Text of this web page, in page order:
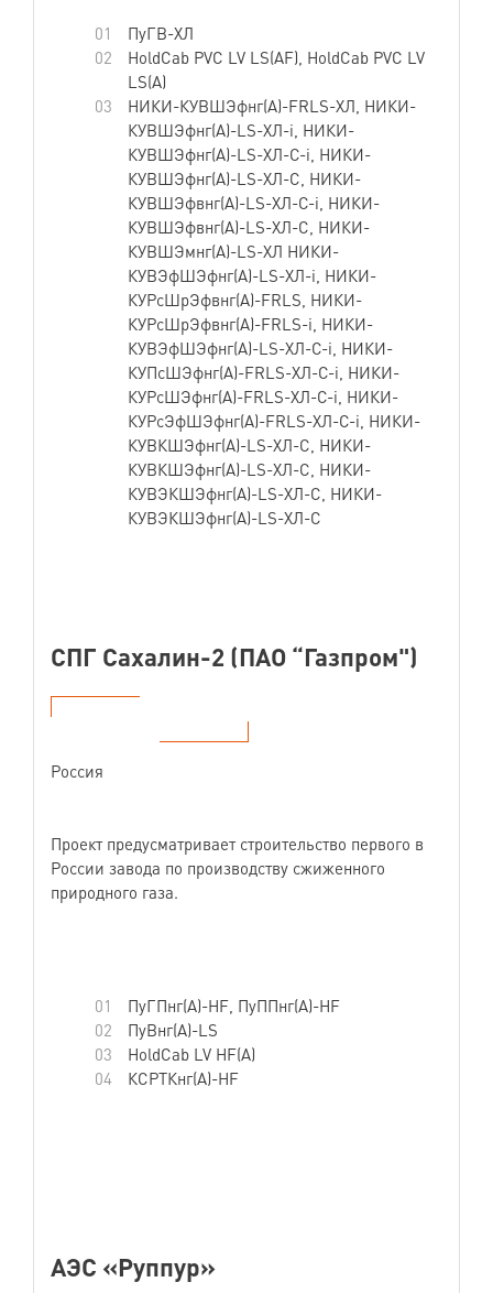
ПуГВ-ХЛ
HoldCab PVC LV LS(AF), HoldCab PVC LV
LS(А)
НИКИ-КУВШЭфнг(А)-FRLS-ХЛ, НИКИ-
КУВШЭфнг(А)-LS-ХЛ-i, НИКИ-
КУВШЭфнг(А)-LS-ХЛ-С-i, НИКИ-
КУВШЭфнг(А)-LS-ХЛ-С, НИКИ-
КУВШЭфвнг(А)-LS-ХЛ-С-i, НИКИ-
КУВШЭфвнг(А)-LS-ХЛ-С, НИКИ-
КУВШЭмнг(А)-LS-ХЛ НИКИ-
КУВЭфШЭфнг(А)-LS-ХЛ-i, НИКИ-
КУРсШрЭфвнг(А)-FRLS, НИКИ-
КУРсШрЭфвнг(А)-FRLS-i, НИКИ-
КУВЭфШЭфнг(А)-LS-ХЛ-С-i, НИКИ-
КУПсШЭфнг(А)-FRLS-ХЛ-С-i, НИКИ-
КУРсШЭфнг(А)-FRLS-ХЛ-С-i, НИКИ-
КУРсЭфШЭфнг(А)-FRLS-ХЛ-С-i, НИКИ-
КУВКШЭфнг(А)-LS-ХЛ-С, НИКИ-
КУВКШЭфнг(А)-LS-ХЛ-С, НИКИ-
КУВЭКШЭфнг(А)-LS-ХЛ-С, НИКИ-
КУВЭКШЭфнг(А)-LS-ХЛ-С
СПГ Сахалин-2 (ПАО “Газпром")
Россия
Проект предусматривает строительство первого в
России завода по производству сжиженного
природного газа.
ПуГПнг(А)-HF, ПуППнг(А)-HF
ПуВнг(А)-LS
HoldCab LV HF(A)
КСРТКнг(А)-HF
АЭС «Руппур»